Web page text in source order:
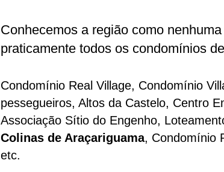
Conhecemos a região como
praticamente todos os condomínios de
Condomínio Real Village, Condomínio
pessegueiros, Altos da Castelo, Centro
Associação Sítio do Engenho,
Colinas de Araçariguama, Condomínio
etc.